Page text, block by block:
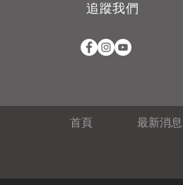
追蹤我們
首頁 最新消息